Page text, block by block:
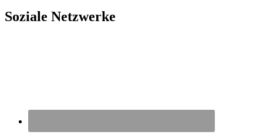
Soziale Netzwerke